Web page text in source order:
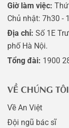
Giờ làm việc:
Chủ nhật: 7h30 -
Địa chỉ: Số 1E
phố Hà Nội.
Tổng đài: 1900
VỀ CHÚNG TÔI
Về An Việt
Đội ngũ bác sĩ